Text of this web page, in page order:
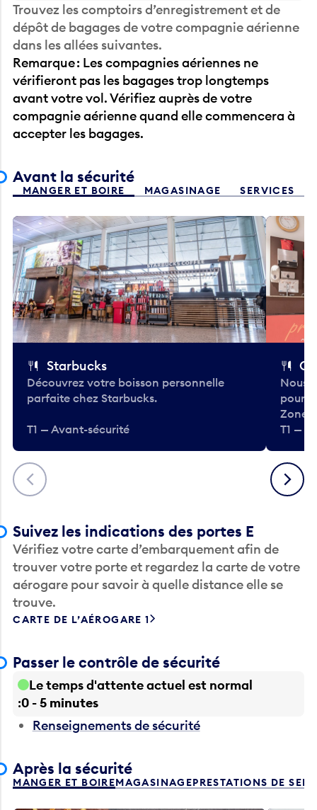
Trouvez les comptoirs d’enregistrement et de
dépôt de bagages de votre compagnie aérienne
dans les allées suivantes.
Remarque : Les compagnies aériennes ne
vérifieront pas les bagages trop longtemps
avant votre vol. Vérifiez auprès de votre
compagnie aérienne quand elle commencera à
accepter les bagages.
Avant la sécurité
MANGER ET BOIRE MAGASINAGE SERVICES
Précédent
Starbucks
Découvrez votre boisson personnelle
parfaite chez Starbucks.
T1 — Avant-sécurité
Nous
pour
Zone.
T1 —
Suivant
Suivez les indications des portes E
Vérifiez votre carte d’embarquement afin de
trouver votre porte et regardez la carte de votre
aérogare pour savoir à quelle distance elle se
trouve.
CARTE DE L’AÉROGARE 1
Passer le contrôle de sécurité
Le temps d'attente actuel est normal
0 - 5 minutes
Renseignements de sécurité
Après la sécurité
MANGER ET BOIREMAGASINAGEPRESTATIONS DE